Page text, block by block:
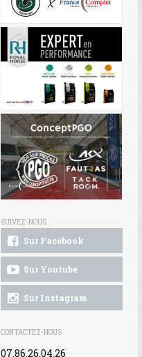
SUIVEZ-NOUS
Sur Facebook
Sur Youtube
Sur Instagram
CONTACTEZ-NOUS
07.86.26.04.26